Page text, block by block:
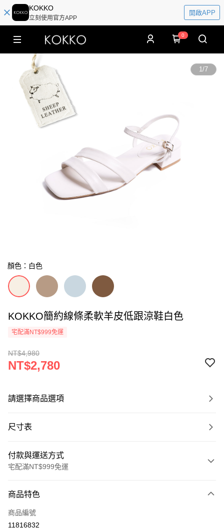
KOKKO
立刻使用官方APP
開啟APP
0
1/7
顏色：白色
KOKKO簡約線條柔軟羊皮低跟涼鞋白色
宅配滿NT$999免運
NT$4,980
NT$2,780
請選擇商品選項
尺寸表
付款與運送方式
宅配滿NT$999免運
信用卡一次付款
LINE Pay
商品特色
商品編號
11816832